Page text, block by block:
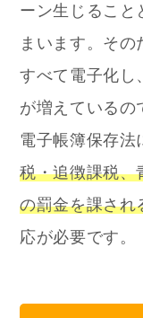
ーン生じること
まいます。 その
すべて電子化し
が増えているの
電子帳簿保存法
税・追徴課税、
の罰金を課され
応が必要です。